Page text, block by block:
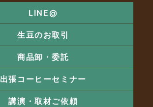
LINE@
生豆のお取引
商品卸・委託
出張コーヒーセミナー
講演・取材ご依頼